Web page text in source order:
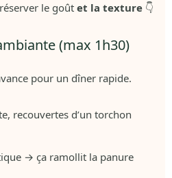
le goûtet la texture 👇
(max 1h30)
pour un dîner rapide.
recouvertes d’un torchon
→ ça ramollit la panure